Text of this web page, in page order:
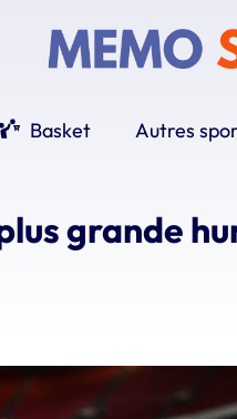
Basket Autres
grande